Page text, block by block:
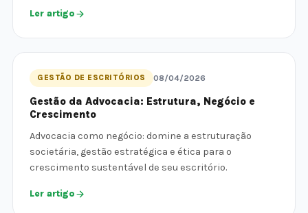
Ler artigo
GESTÃO DE ESCRITÓRIOS 08/04/2026
Gestão da Advocacia: Estrutura, Negócio e
Crescimento
Advocacia como negócio: domine a estruturação
societária, gestão estratégica e ética para o
crescimento sustentável de seu escritório.
Ler artigo